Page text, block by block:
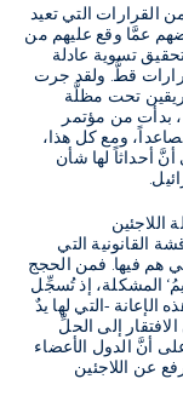
القرارات التي تعيد
عمَّا وقع عليهم من
تسوية عادلة
قطُّ. ولقد جرت
تحت مظلَّة
بدأت من مؤتمر
ومع كل هذا،
أحداثاً لها شأن
اللاجئين
القانونية التي
هم فيها. فمن الحجج
المشكلة، إذ تُسجِّل
الإعانة -التي لها يدٌ
إلى الحلِّ
أنَّ الدول الأعضاء
عن اللاجئين